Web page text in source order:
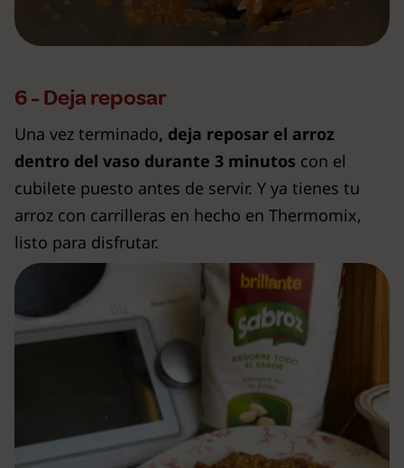
6 - Deja reposar
Una vez terminado, deja reposar el arroz
dentro del vaso durante 3 minutos con el
cubilete puesto antes de servir. Y ya tienes tu
arroz con carrilleras en hecho en Thermomix,
listo para disfrutar.